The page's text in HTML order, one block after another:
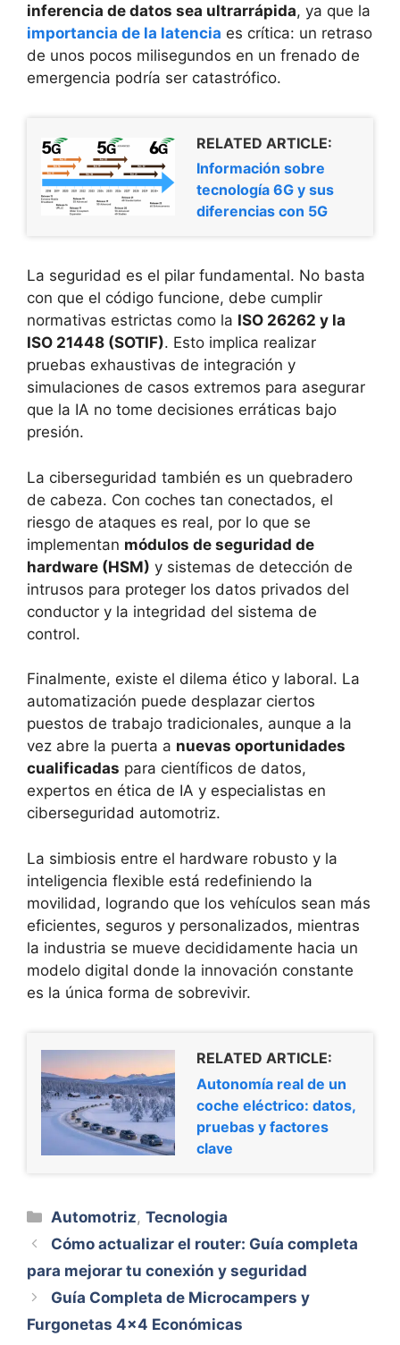
inferencia de datos sea ultrarrápida, ya que la
importancia de la latencia es crítica: un retraso
de unos pocos milisegundos en un frenado de
emergencia podría ser catastrófico.
RELATED ARTICLE:
Información sobre
tecnología 6G y sus
diferencias con 5G
La seguridad es el pilar fundamental. No basta
con que el código funcione, debe cumplir
normativas estrictas como la ISO 26262 y la
ISO 21448 (SOTIF). Esto implica realizar
pruebas exhaustivas de integración y
simulaciones de casos extremos para asegurar
que la IA no tome decisiones erráticas bajo
presión.
La ciberseguridad también es un quebradero
de cabeza. Con coches tan conectados, el
riesgo de ataques es real, por lo que se
implementan módulos de seguridad de
hardware (HSM) y sistemas de detección de
intrusos para proteger los datos privados del
conductor y la integridad del sistema de
control.
Finalmente, existe el dilema ético y laboral. La
automatización puede desplazar ciertos
puestos de trabajo tradicionales, aunque a la
vez abre la puerta a nuevas oportunidades
cualificadas para científicos de datos,
expertos en ética de IA y especialistas en
ciberseguridad automotriz.
La simbiosis entre el hardware robusto y la
inteligencia flexible está redefiniendo la
movilidad, logrando que los vehículos sean más
eficientes, seguros y personalizados, mientras
la industria se mueve decididamente hacia un
modelo digital donde la innovación constante
es la única forma de sobrevivir.
RELATED ARTICLE:
Autonomía real de un
coche eléctrico: datos,
pruebas y factores
clave
Categorías
Automotriz,Tecnologia
Cómo actualizar el router: Guía completa
para mejorar tu conexión y seguridad
Guía Completa de Microcampers y
Furgonetas 4×4 Económicas